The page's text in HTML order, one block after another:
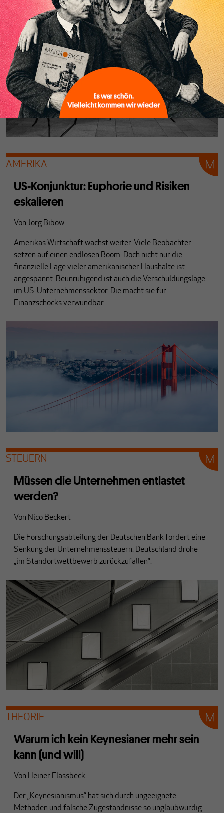
den Schultern der Schwächsten abgeladen werden.
AMERIKA
US-Konjunktur: Euphorie und Risiken
eskalieren
Von Jörg Bibow
Amerikas Wirtschaft wächst weiter. Viele Beobachter
setzen auf einen endlosen Boom. Doch nicht nur die
finanzielle Lage vieler amerikanischer Haushalte ist
angespannt. Beunruhigend ist auch die Verschuldungslage
im US-Unternehmenssektor. Die macht sie für
Finanzschocks verwundbar.
STEUERN
Müssen die Unternehmen entlastet
werden?
Von Nico Beckert
Die Forschungsabteilung der Deutschen Bank fordert eine
Senkung der Unternehmenssteuern. Deutschland drohe
„im Standortwettbewerb zurückzufallen“.
THEORIE
Warum ich kein Keynesianer mehr sein
kann (und will)
Von Heiner Flassbeck
Der „Keynesianismus“ hat sich durch ungeeignete
Methoden und falsche Zugeständnisse so unglaubwürdig